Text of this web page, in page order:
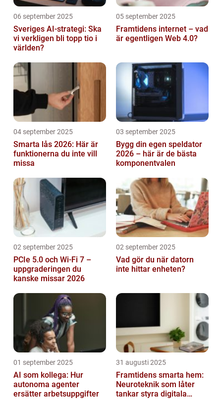
06 september 2025
Sveriges AI-strategi: Ska
vi verkligen bli topp tio i
världen?
05 september 2025
Framtidens internet – vad
är egentligen Web 4.0?
04 september 2025
Smarta lås 2026: Här är
funktionerna du inte vill
missa
03 september 2025
Bygg din egen speldator
2026 – här är de bästa
komponentvalen
02 september 2025
PCIe 5.0 och Wi-Fi 7 –
uppgraderingen du
kanske missar 2026
02 september 2025
Vad gör du när datorn
inte hittar enheten?
01 september 2025
AI som kollega: Hur
autonoma agenter
ersätter arbetsuppgifter
31 augusti 2025
Framtidens smarta hem:
Neuroteknik som låter
tankar styra digitala